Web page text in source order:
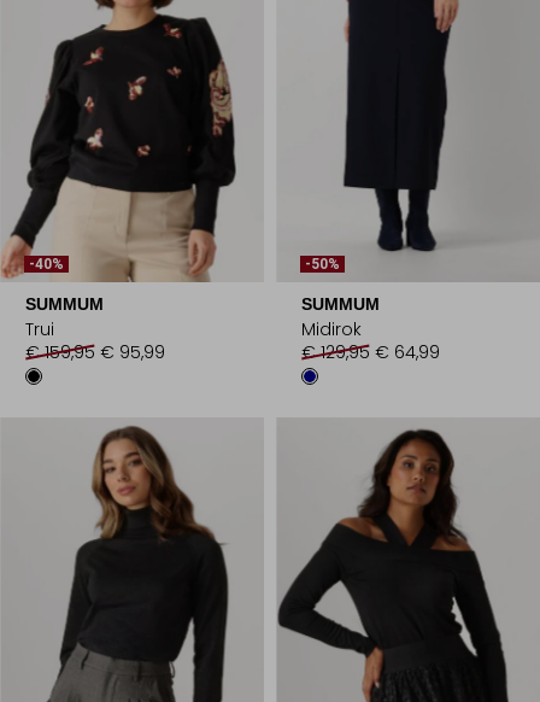
-40%
SUMMUM
Trui
€ 159,95 € 95,99
-50%
SUMMUM
Midirok
€ 129,95 € 64,99